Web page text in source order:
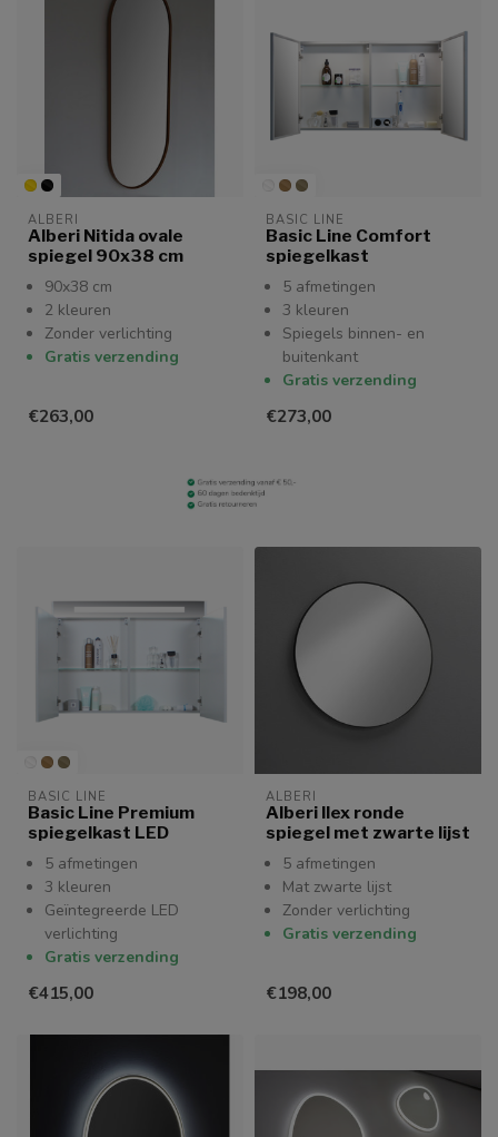
ALBERI
Alberi Nitida ovale
spiegel 90x38 cm
90x38 cm
2 kleuren
Zonder verlichting
Gratis verzending
€263,00
BASIC LINE
Basic Line Comfort
spiegelkast
5 afmetingen
3 kleuren
Spiegels binnen- en
buitenkant
Gratis verzending
€273,00
BASIC LINE
Basic Line Premium
spiegelkast LED
5 afmetingen
3 kleuren
Geïntegreerde LED
verlichting
Gratis verzending
€415,00
ALBERI
Alberi Ilex ronde
spiegel met zwarte lijst
5 afmetingen
Mat zwarte lijst
Zonder verlichting
Gratis verzending
€198,00